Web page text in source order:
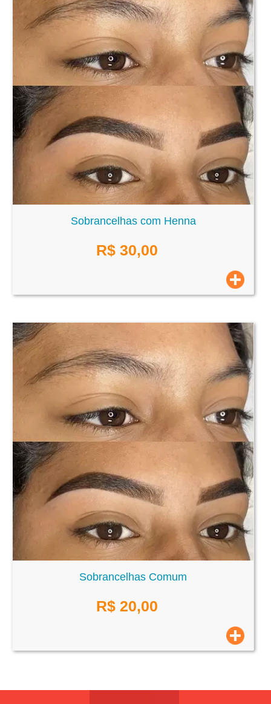
Sobrancelhas com Henna
R$ 30,00
Sobrancelhas Comum
R$ 20,00